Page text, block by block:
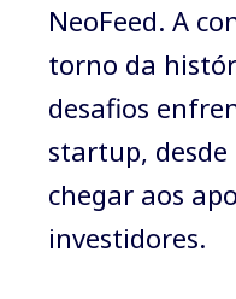
NeoFeed. A
torno da
desafios
startup,
chegar aos
investidores.